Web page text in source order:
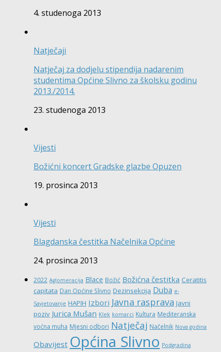
4. studenoga 2013
Natječaji
Natječaj za dodjelu stipendija nadarenim
studentima Općine Slivno za školsku godinu
2013./2014.
23. studenoga 2013
Vijesti
Božićni koncert Gradske glazbe Opuzen
19. prosinca 2013
Vijesti
Blagdanska čestitka Načelnika Općine
24. prosinca 2013
2022 Aglomeracija Blace Božić Božićna čestitka Ceratitis
capitata Dan Općine Slivno Dezinsekcija Duba e-
Savjetovanje HAPIH Izbori Javna rasprava Javni
poziv Jurica Mušan Klek komarci Kultura Mediteranska
voćna muha Mjesni odbori Natječaj Načelnik Nova godina
Obavijest Općina Slivno Podgradina